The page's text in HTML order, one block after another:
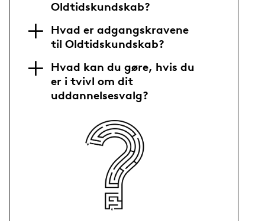
Oldtidskundskab?
Hvad er adgangskravene
til Oldtidskundskab?
Hvad kan du gøre, hvis du
er i tvivl om dit
uddannelsesvalg?